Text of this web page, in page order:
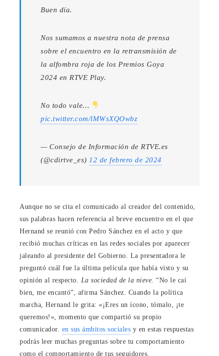
Buen día.
Nos sumamos a nuestra nota de prensa
sobre el encuentro en la retransmisión de
la alfombra roja de los Premios Goya
2024 en RTVE Play.
No todo vale…
pic.twitter.com/lMWsXQOwbz
— Consejo de Información de RTVE.es
(@cdirtve_es) 12 de febrero de 2024
Aunque no se cita el comunicado al creador del contenido,
sus palabras hacen referencia al breve encuentro en el que
Hernand se reunió con Pedro Sánchez en el acto y que
recibió muchas críticas en las redes sociales por aparecer
jaleando al presidente del Gobierno. La presentadora le
preguntó cuál fue la última película que había visto y su
opinión al respecto. La sociedad de la nieve. “No le caí
bien, me encantó”, afirma Sánchez. Cuando la política
marcha, Hernand le grita: «¡Eres un ícono, tómalo, ¡te
queremos!», momento que compartió su propio
comunicador. en sus ámbitos sociales y en estas respuestas
podrás leer muchas preguntas sobre tu comportamiento
como el comportamiento de tus seguidores.